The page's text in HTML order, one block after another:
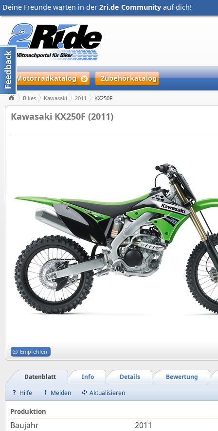
Deine Freunde warten in der 2ri.de Community auf dich!
Motorradkatalog Zubehörkatalog
Bikes Kawasaki 2011 KX250F
Kawasaki KX250F (2011)
Empfehlen
Bewertung
Details
Info
Datenblatt
Hilfe
Melden Aktualisieren
Produktion
Baujahr
2011